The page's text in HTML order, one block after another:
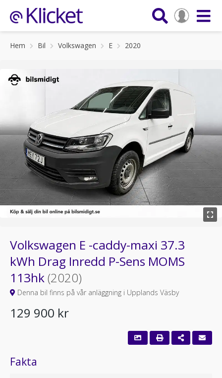
Hem Bil Volkswagen E 2020
Volkswagen E -caddy-maxi 37.3
kWh Drag Inredd P-Sens MOMS
113hk(2020)
Denna bil finns på vår anläggning i Upplands Väsby
129 900 kr
Fakta